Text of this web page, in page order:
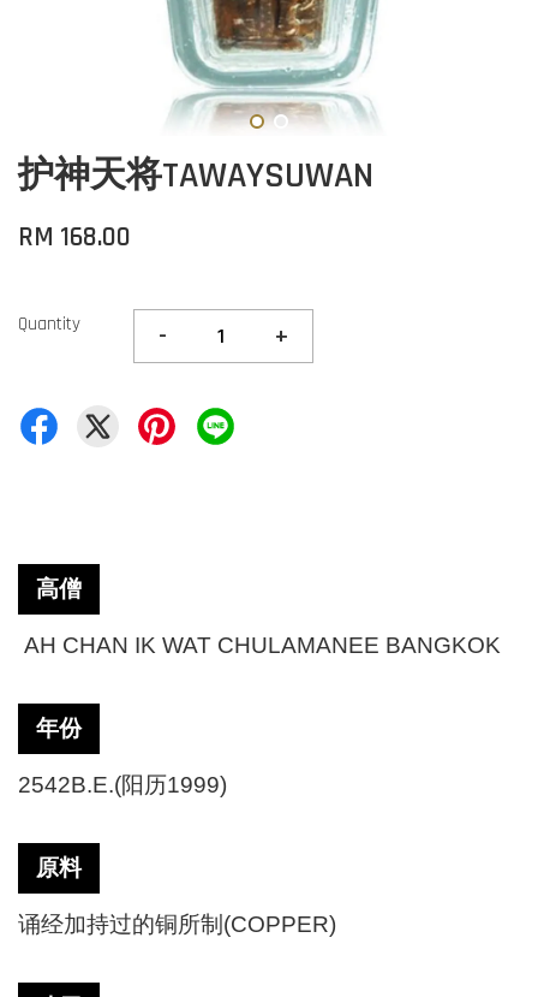
护神天将TAWAYSUWAN
RM 168.00
Quantity - +
高僧
AH CHAN IK WAT CHULAMANEE BANGKOK
年份
2542B.E.(阳历1999)
原料
诵经加持过的铜所制(COPPER)